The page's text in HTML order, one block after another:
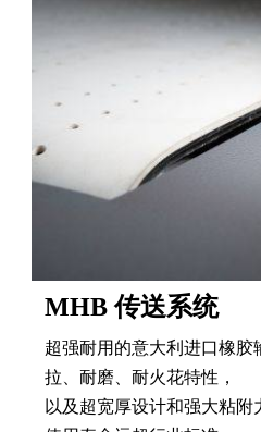
MHB 传送系统
超强耐用的意大利进口橡胶
拉、耐磨、耐火花特性，
以及超宽厚设计和强大粘附